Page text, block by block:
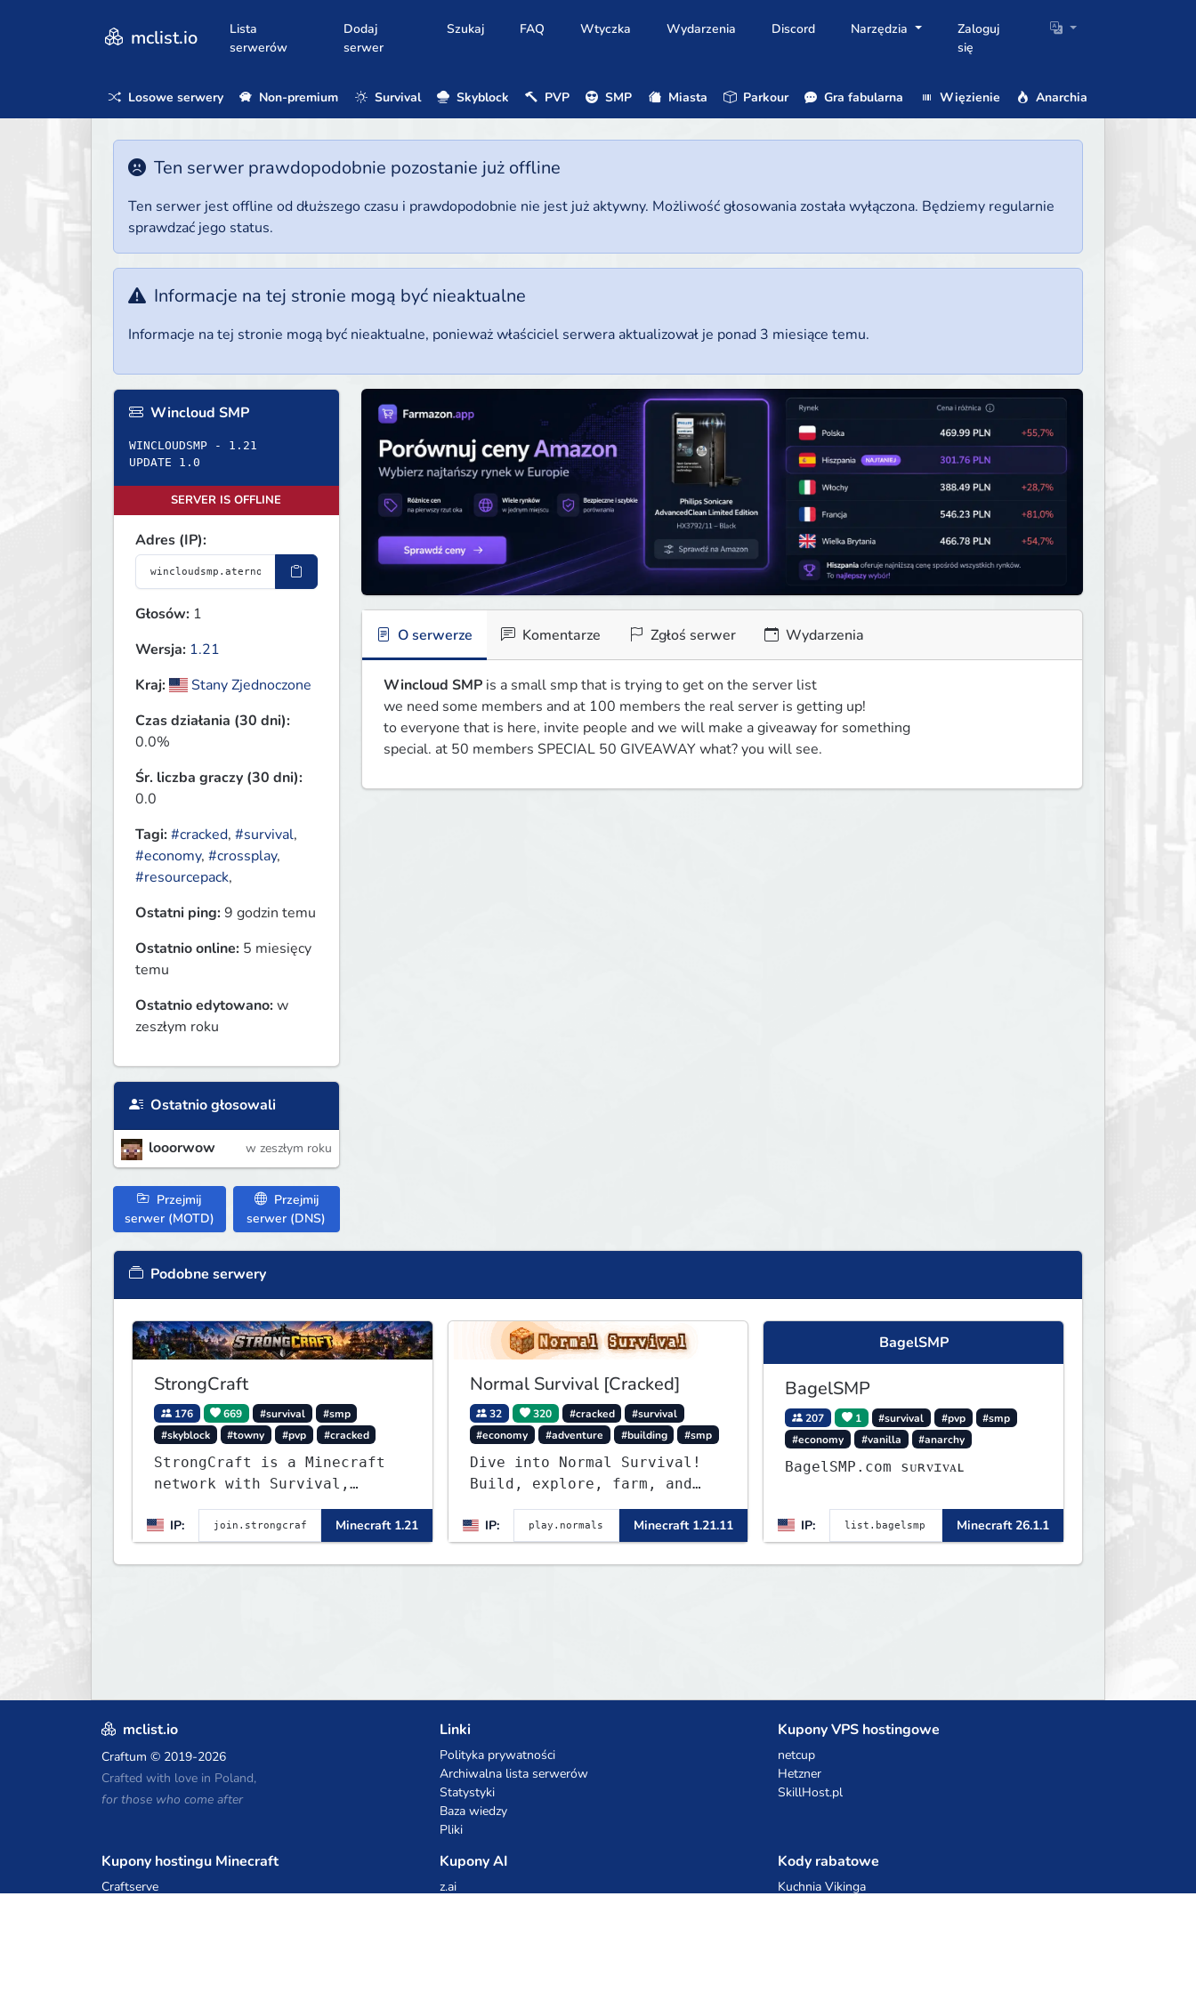
mclist.io
Lista
serwerów
Dodaj
serwer
Szukaj FAQ Wtyczka Wydarzenia Discord Narzędzia
Zaloguj
się
Losowe serwery Non-premium Survival Skyblock PVP SMP Miasta Parkour Gra fabularna Więzienie Anarchia
Ten serwer prawdopodobnie pozostanie już offline
Ten serwer jest offline od dłuższego czasu i prawdopodobnie nie jest już aktywny. Możliwość głosowania została wyłączona. Będziemy regularnie
sprawdzać jego status.
Informacje na tej stronie mogą być nieaktualne
Informacje na tej stronie mogą być nieaktualne, ponieważ właściciel serwera aktualizował je ponad 3 miesiące temu.
Wincloud SMP
WINCLOUDSMP - 1.21
UPDATE 1.0
SERVER IS OFFLINE
Adres (IP):
Głosów: 1
Wersja: 1.21
Kraj:
Stany Zjednoczone
Czas działania (30 dni):
0.0%
Śr. liczba graczy (30 dni):
0.0
Tagi:#cracked, #survival,
#economy, #crossplay,
#resourcepack,
Ostatni ping:9 godzin temu
Ostatnio online: 5 miesięcy
temu
Ostatnio edytowano:w
zeszłym roku
Ostatnio głosowali
looorwow w zeszłym roku
Przejmij
serwer (MOTD)
Przejmij
serwer (DNS)
O serwerze Komentarze Zgłoś serwer Wydarzenia
Wincloud SMP is a small smp that is trying to get on the server list
we need some members and at 100 members the real server is getting up!
to everyone that is here, invite people and we will make a giveaway for something
special. at 50 members SPECIAL 50 GIVEAWAY what? you will see.
Podobne serwery
StrongCraft
176 669 #survival
#smp
#skyblock
#towny #pvp #cracked
StrongCraft is a Minecraft
network with Survival,
Towny, PvP, LifeSteal,
Events, and more. Pick a
server and start playing.
IP: Minecraft 1.21
Normal Survival [Cracked]
32 320 #cracked
#survival
#economy
#adventure #building #smp
Dive into Normal Survival!
Build, explore, farm, and
community. Enjoy weekly
updates, new features, and
endless adventures!
IP: Minecraft 1.21.11
BagelSMP
BagelSMP
207 1 #survival #pvp
#smp
#economy
#vanilla #anarchy
BagelSMP.com ѕᴜʀᴠɪᴠᴀʟ
IP: Minecraft 26.1.1
mclist.io
Craftum © 2019-2026
Crafted with love in Poland,
for those who come after
Linki
Polityka prywatności
Archiwalna lista serwerów
Statystyki
Baza wiedzy
Pliki
Kupony VPS hostingowe
netcup
Hetzner
SkillHost.pl
Kupony hostingu Minecraft
Craftserve
Kupony AI
z.ai
Kody rabatowe
Kuchnia Vikinga